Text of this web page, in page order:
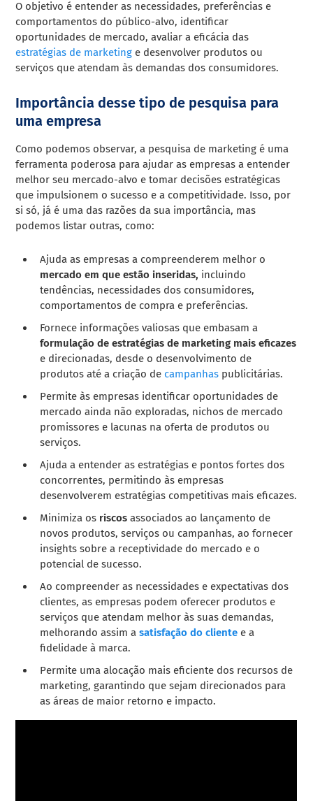
O objetivo é entender as necessidades, preferências e
comportamentos do público-alvo, identificar
oportunidades de mercado, avaliar a eficácia das
estratégias de marketing e desenvolver produtos ou
serviços que atendam às demandas dos consumidores.
Importância desse tipo de pesquisa para
uma empresa
Como podemos observar, a pesquisa de marketing é uma
ferramenta poderosa para ajudar as empresas a entender
melhor seu mercado-alvo e tomar decisões estratégicas
que impulsionem o sucesso e a competitividade. Isso, por
si só, já é uma das razões da sua importância, mas
podemos listar outras, como:
Ajuda as empresas a compreenderem melhor o
mercado em que estão inseridas, incluindo
tendências, necessidades dos consumidores,
comportamentos de compra e preferências.
Fornece informações valiosas que embasam a
formulação de estratégias de marketing mais eficazes
e direcionadas, desde o desenvolvimento de
produtos até a criação de campanhas publicitárias.
Permite às empresas identificar oportunidades de
mercado ainda não exploradas, nichos de mercado
promissores e lacunas na oferta de produtos ou
serviços.
Ajuda a entender as estratégias e pontos fortes dos
concorrentes, permitindo às empresas
desenvolverem estratégias competitivas mais eficazes.
Minimiza os riscosassociados ao lançamento de
novos produtos, serviços ou campanhas, ao fornecer
insights sobre a receptividade do mercado e o
potencial de sucesso.
Ao compreender as necessidades e expectativas dos
clientes, as empresas podem oferecer produtos e
serviços que atendam melhor às suas demandas,
melhorando assim a satisfação do cliente e a
fidelidade à marca.
Permite uma alocação mais eficiente dos recursos de
marketing, garantindo que sejam direcionados para
as áreas de maior retorno e impacto.